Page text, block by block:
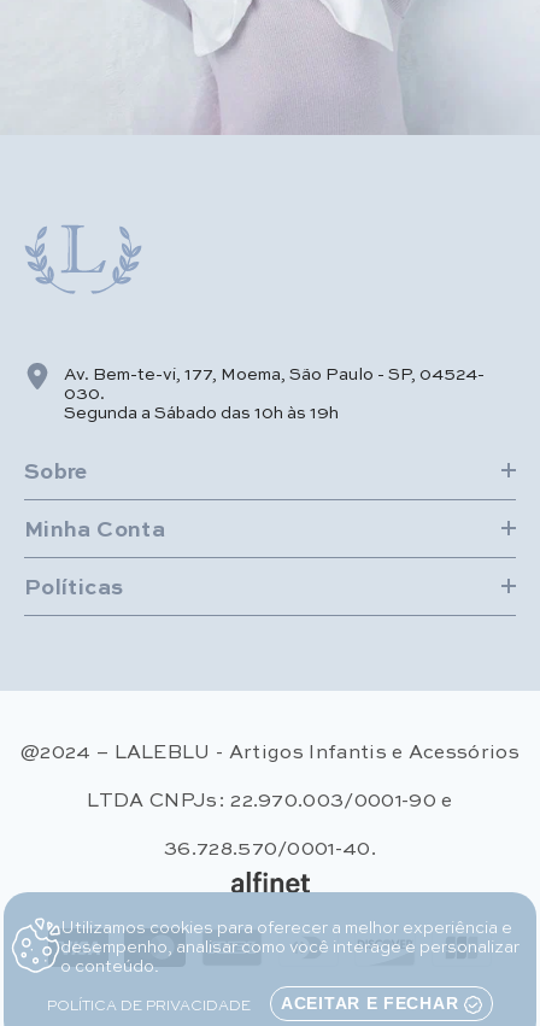
Av. Bem-te-vi, 177, Moema, São Paulo - SP, 04524-
030.
Segunda a Sábado das 10h às 19h
Sobre
Minha Conta
Políticas
@2024 – LALEBLU - Artigos Infantis e Acessórios
LTDA CNPJs: 22.970.003/0001-90 e
36.728.570/0001-40.
Métodos de pagamento
Utilizamos cookies para oferecer a melhor experiência e
desempenho, analisar como você interage e personalizar
o conteúdo.
POLÍTICA DE PRIVACIDADE ACEITAR E FECHAR